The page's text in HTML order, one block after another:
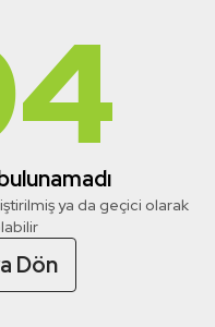
ya da geçici olarak
Dön